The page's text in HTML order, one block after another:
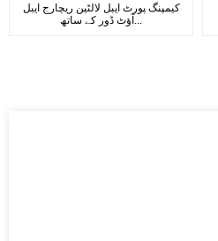
کیمپنگ پورٹ ایبل لالٹین ریچارج ایبل
آؤٹ ڈور کے ساتھ...